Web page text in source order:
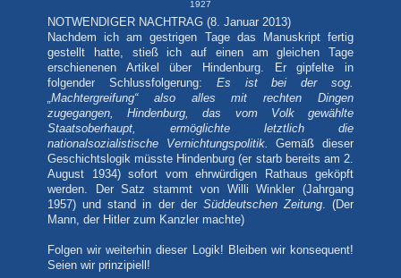
1927
NOTWENDIGER NACHTRAG (8. Januar 2013)
Nachdem ich am gestrigen Tage das Manuskript fertig
gestellt hatte, stieß ich auf einen am gleichen Tage
erschienenen Artikel über Hindenburg. Er gipfelte in
folgender Schlussfolgerung: Es ist bei der sog.
„Machtergreifung“ also alles mit rechten Dingen
zugegangen, Hindenburg, das vom Volk gewählte
Staatsoberhaupt, ermöglichte letztlich die
nationalsozialistische Vernichtungspolitik.
Gemäß dieser
Geschichtslogik müsste Hindenburg (er starb bereits am 2.
August 1934) sofort vom ehrwürdigen Rathaus geköpft
werden. Der Satz stammt von Willi Winkler (Jahrgang
1957) und stand in der der Süddeutschen Zeitung. (Der
Mann, der Hitler zum Kanzler machte)
Folgen wir weiterhin dieser Logik! Bleiben wir konsequent!
Seien wir prinzipiell!